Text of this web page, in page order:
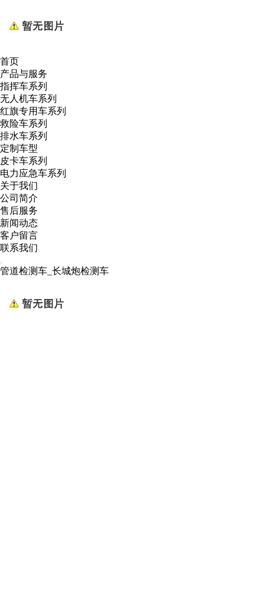
首页
产品与服务
指挥车系列
无人机车系列
红旗专用车系列
救险车系列
排水车系列
定制车型
皮卡车系列
电力应急车系列
关于我们
公司简介
售后服务
新闻动态
客户留言
联系我们
管道检测车_长城炮检测车